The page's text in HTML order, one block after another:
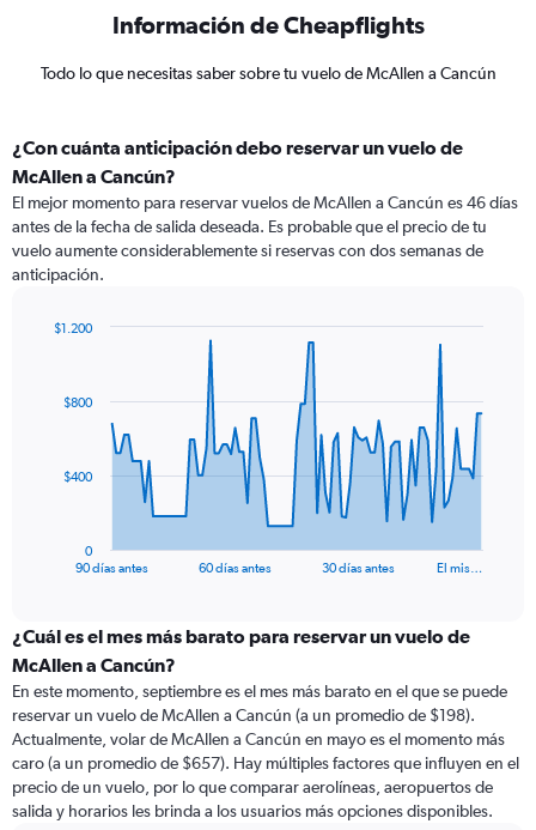
Información de Cheapflights
Todo lo que necesitas saber sobre tu vuelo de McAllen a Cancún
¿Con cuánta anticipación debo reservar un vuelo de
McAllen a Cancún?
El mejor momento para reservar vuelos de McAllen a Cancún es 46 días
antes de la fecha de salida deseada. Es probable que el precio de tu
vuelo aumente considerablemente si reservas con dos semanas de
anticipación.
data
The
categories.
Range:
categories.
The
chart
has
1
Y
90 días antes 60 días antes 30 días antes El mis…
0
$400
$800
$1.200
¿Cuál es el mes más barato para reservar un vuelo de
McAllen a Cancún?
En este momento, septiembre es el mes más barato en el que se puede
reservar un vuelo de McAllen a Cancún (a un promedio de $198).
Actualmente, volar de McAllen a Cancún en mayo es el momento más
caro (a un promedio de $657). Hay múltiples factores que influyen en el
precio de un vuelo, por lo que comparar aerolíneas, aeropuertos de
salida y horarios les brinda a los usuarios más opciones disponibles.